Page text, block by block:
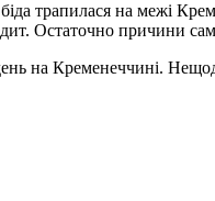
трапилася на межі
Остаточно причини
на Кременеччині.